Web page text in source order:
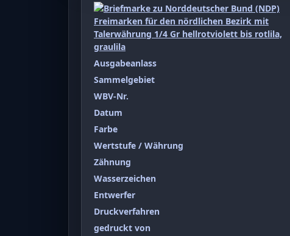
Ausgabeanlass
Sammelgebiet
WBV-Nr.
Datum
Farbe
Wertstufe / Währung
Zähnung
Wasserzeichen
Entwerfer
Druckverfahren
gedruckt von